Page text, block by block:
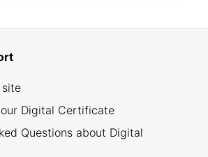
Digital Certificate
Questions about Digital